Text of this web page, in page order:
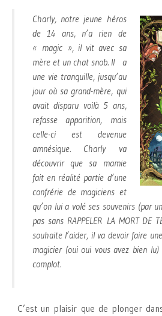
Charly, notre jeune héros
de 14 ans, n’a rien de
« magic », il vit avec sa
mère et un chat snob. Il a
une vie tranquille, jusqu’au
jour où sa grand-mère, qui
avait disparu voilà 5 ans,
refasse apparition, mais
celle-ci est devenue
amnésique. Charly va
découvrir que sa mamie
fait en réalité partie d’une
confrérie de magiciens et
qu’on lui a volé ses souvenirs (par
pas sans RAPPELER LA MORT DE
souhaite l’aider, il va devoir faire
magicier (oui oui vous avez bien
complot.
C’est un plaisir que de plonger